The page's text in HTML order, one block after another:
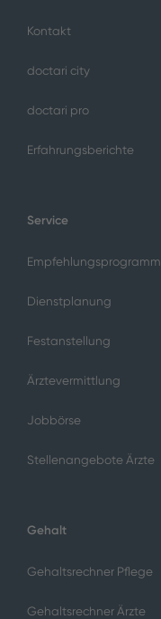
Kontakt
doctari city
doctari pro
Erfahrungsberichte
Service
Empfehlungsprogramm
Dienstplanung
Festanstellung
Ärztevermittlung
Jobbörse
Stellenangebote Ärzte
Gehalt
Gehaltsrechner Pflege
Gehaltsrechner Ärzte